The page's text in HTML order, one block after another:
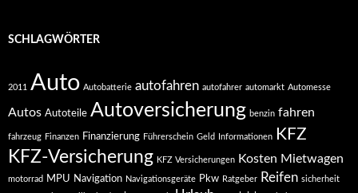
SCHLAGWÖRTER
2011 Auto Autobatterie autofahren autofahrer automarkt Automesse
Autos Autoteile Autoversicherung benzin fahren
fahrzeug Finanzen Finanzierung Führerschein Geld Informationen KFZ
KFZ-Versicherung KFZ Versicherungen Kosten Mietwagen
motorrad MPU Navigation Navigationsgeräte Pkw Ratgeber Reifen sicherheit